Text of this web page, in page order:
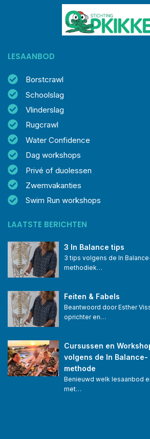
LESAANBOD
Borstcrawl
Schoolslag
Vlinderslag
Rugcrawl
Water Confidence
Dag workshops
Privé of duolessen
Zwemvakanties
Swim Run workshops
LAATSTE BERICHTEN
3 In Balance tips
3 tips volgens de In
methodiek…
Feiten & Fabels
Beantwoord door Esther
oprichter en…
Cursussen en
volgens de In Balance-
methode
Benieuwd welk lesaanbod
met…